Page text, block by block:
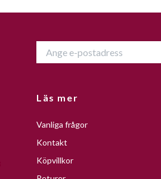
Läs mer
Vanliga frågor
Kontakt
Köpvillkor